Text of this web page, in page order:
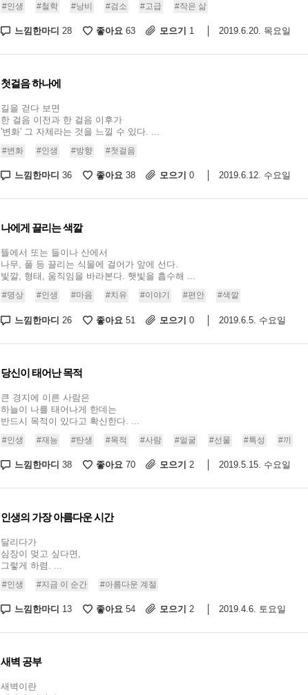
#인생 #철학 #낭비 #검소 #고급 #작은 삶
느낌한마디 28 좋아요 63 모으기 1 2019.6.20. 목요일
첫걸음 하나에
길을 걷다 보면
한 걸음 이전과 한 걸음 이후가
'변화' 그 자체라는 것을 느낄 수 있다. ...
#변화 #인생 #방향 #첫걸음
느낌한마디 36 좋아요 38 모으기 0 2019.6.12. 수요일
나에게 끌리는 색깔
뜰에서 또는 들이나 산에서
나무, 풀 등 끌리는 식물에 걸어가 앞에 선다.
빛깔, 형태, 움직임을 바라본다. 햇빛을 흡수해 ...
#명상 #인생 #마음 #치유 #이야기 #편안 #색깔
느낌한마디 26 좋아요 51 모으기 0 2019.6.5. 수요일
당신이 태어난 목적
큰 경지에 이른 사람은
하늘이 나를 태어나게 한데는
반드시 목적이 있다고 확신한다. ...
#인생 #재능 #탄생 #목적 #사람 #얼굴 #선물 #특성 #끼
느낌한마디 38 좋아요 70 모으기 2 2019.5.15. 수요일
인생의 가장 아름다운 시간
달리다가
심장이 멎고 싶다면,
그렇게 하렴. ...
#인생 #지금 이 순간 #아름다운 계절
느낌한마디 13 좋아요 54 모으기 2 2019.4.6. 토요일
새벽 공부
새벽이란